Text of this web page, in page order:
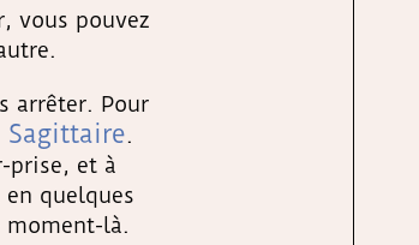
vous pouvez
arrêter. Pour
Sagittaire.
prise, et à
quelques
moment-là.